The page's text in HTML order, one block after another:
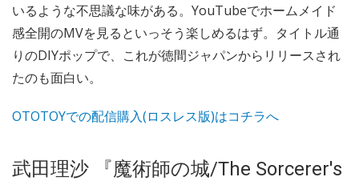
いるような不思議な味がある。YouTubeでホームメイド
感全開のMVを見るといっそう楽しめるはず。タイトル通
りのDIYポップで、これが徳間ジャパンからリリースされ
たのも面白い。
OTOTOYでの配信購入(ロスレス版)はコチラへ
武田理沙 『魔術師の城/The Sorcerer's